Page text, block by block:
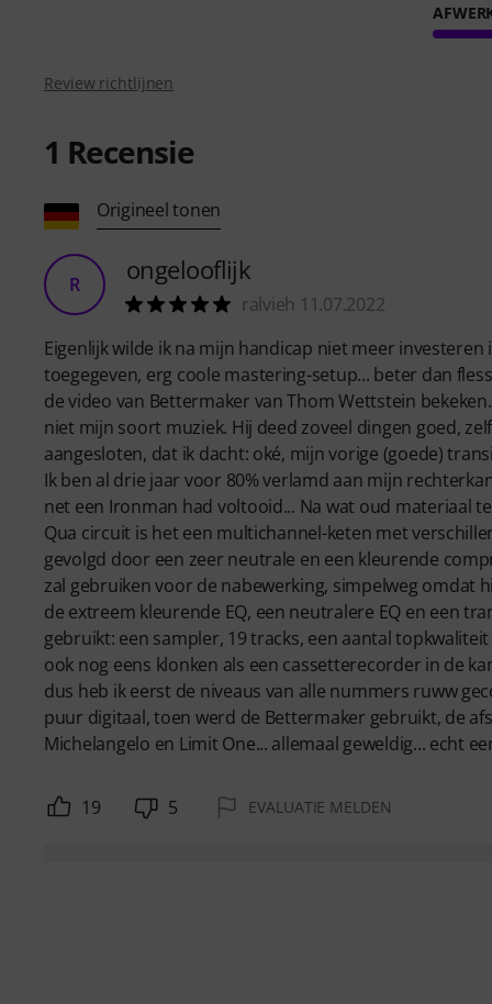
Review richtlijnen
1 Recensie
Origineel tonen
R ongelooflijk
ralvieh 11.07.2022
Eigenlijk wilde ik na mijn handicap niet meer
toegegeven, erg coole mastering-setup... beter dan
de video van Bettermaker van Thom Wettstein
niet mijn soort muziek. Hij deed zoveel dingen goed,
aangesloten, dat ik dacht: oké, mijn vorige (goede)
Ik ben al drie jaar voor 80% verlamd aan mijn
net een Ironman had voltooid... Na wat oud materiaal
Qua circuit is het een multichannel-keten met
gevolgd door een zeer neutrale en een kleurende
zal gebruiken voor de nabewerking, simpelweg omdat
de extreem kleurende EQ, een neutralere EQ en een
gebruikt: een sampler, 19 tracks, een aantal
ook nog eens klonken als een cassetterecorder in de
dus heb ik eerst de niveaus van alle nummers ruww
puur digitaal, toen werd de Bettermaker gebruikt, de
Michelangelo en Limit One... allemaal geweldig... echt
19 5 EVALUATIE MELDEN